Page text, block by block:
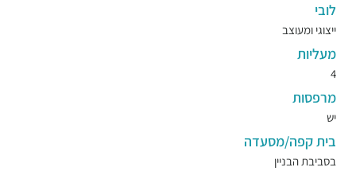
לובי
ייצוגי ומעוצב
מעליות
4
מרפסות
יש
בית קפה/מסעדה
בסביבת הבניין